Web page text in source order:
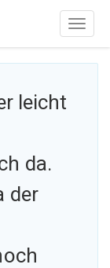
Toggle
leicht
da.
der